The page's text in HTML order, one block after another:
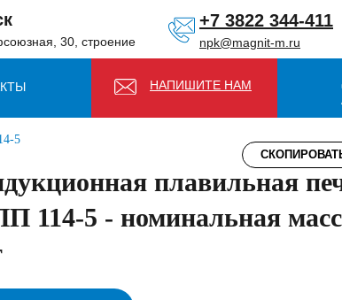
npk@magnit-m.ru
+7 3822 344-411
30, строение
НАПИШИТЕ НАМ
5
плавильная
114-5 - номинальная